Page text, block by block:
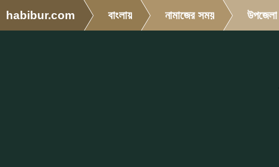
habibur.com বাংলায় নামাজের সময় উপজেলা